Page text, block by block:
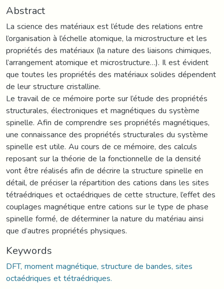
Abstract
La science des matériaux est l’étude des relations entre
l’organisation à l’échelle atomique, la microstructure et les
propriétés des matériaux (la nature des liaisons chimiques,
l’arrangement atomique et microstructure…). Il est évident
que toutes les propriétés des matériaux solides dépendent
de leur structure cristalline.
Le travail de ce mémoire porte sur l’étude des propriétés
structurales, électroniques et magnétiques du système
spinelle. Afin de comprendre ses propriétés magnétiques,
une connaissance des propriétés structurales du système
spinelle est utile. Au cours de ce mémoire, des calculs
reposant sur la théorie de la fonctionnelle de la densité
vont être réalisés afin de décrire la structure spinelle en
détail, de préciser la répartition des cations dans les sites
tétraédriques et octaédriques de cette structure, l’effet des
couplages magnétique entre cations sur le type de phase
spinelle formé, de déterminer la nature du matériau ainsi
que d’autres propriétés physiques.
Keywords
DFT, moment magnétique, structure de bandes, sites
octaédriques et tétraédriques.